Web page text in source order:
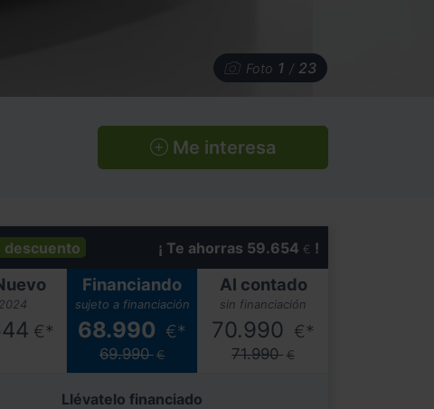
Foto 1 / 23
Me interesa
descuento ¡ Te ahorras 59.654 € !
€*
Financiando
sujeto a financiación
68.990 €*
69.990 €
Al contado
sin financiación
70.990 €*
71.990 €
Llévatelo financiado